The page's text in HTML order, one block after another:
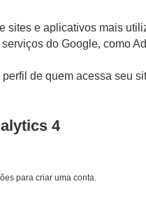
sites e aplicativos mais
do Google, como
de quem acessa seu
4
para criar uma conta.